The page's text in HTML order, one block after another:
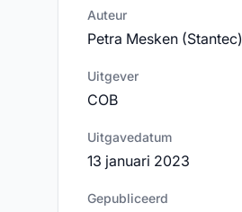
Auteur
Petra Mesken (Stantec)
Uitgever
COB
Uitgavedatum
13 januari 2023
Gepubliceerd